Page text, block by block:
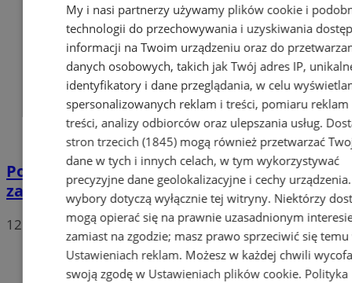
Potwierdzono pierwszy przypadek
zarażenia koronawirusem w Sosnowcu
12
My i nasi partnerzy używamy plików cookie i
technologii do przechowywania i uzyskiwania
informacji na Twoim urządzeniu oraz do
danych osobowych, takich jak Twój adres IP,
identyfikatory i dane przeglądania, w celu
spersonalizowanych reklam i treści, pomiaru reklam
treści, analizy odbiorców oraz ulepszania usług.
stron trzecich (1845)mogą również przetwarzać
dane w tych i innych celach, w tym wykorzystywać
precyzyjne dane geolokalizacyjne i cechy
wybory dotyczą wyłącznie tej witryny. Niektórzy
mogą opierać się na prawnie uzasadnionym
zamiast na zgodzie; masz prawo sprzeciwić się temu
Ustawieniach reklam. Możesz w każdej chwili
swoją zgodę w Ustawieniach plików cookie. Polityka